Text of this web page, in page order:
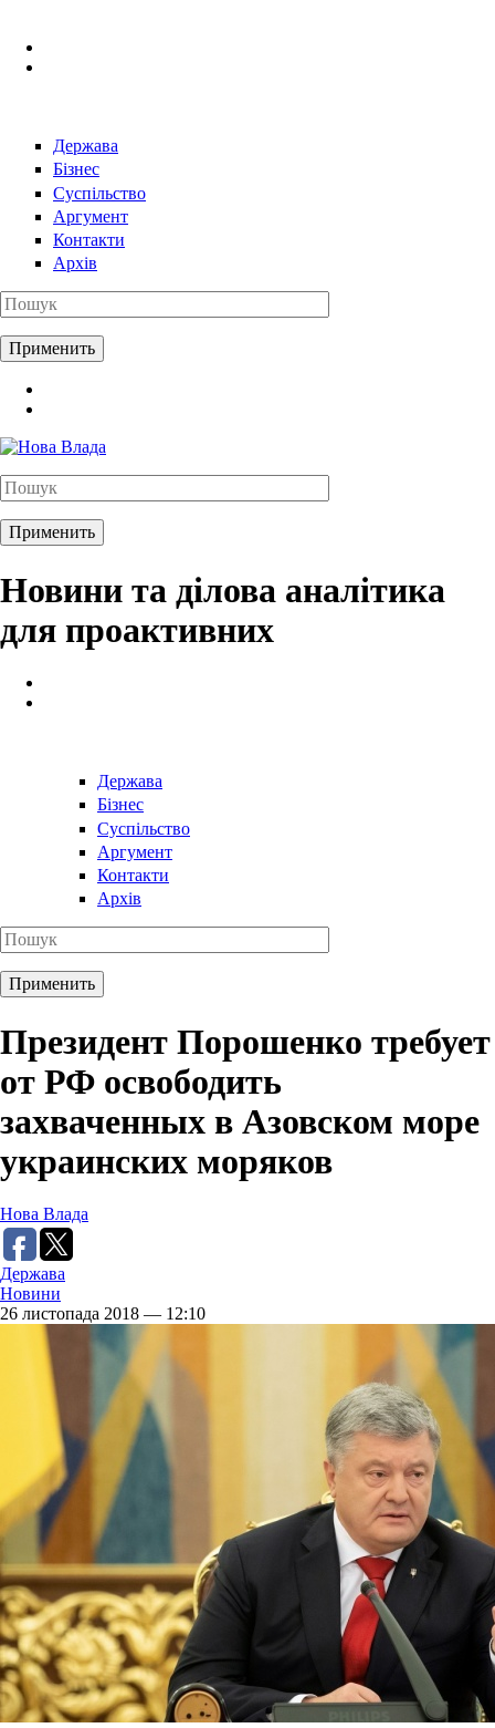
Держава
Бізнес
Суспільство
Аргумент
Контакти
Архів
Новини та ділова аналітика
для проактивних
Держава
Бізнес
Суспільство
Аргумент
Контакти
Архів
Президент Порошенко требует
от РФ освободить
захваченных в Азовском море
украинских моряков
Нова Влада
Держава
Новини
26 листопада 2018 — 12:10